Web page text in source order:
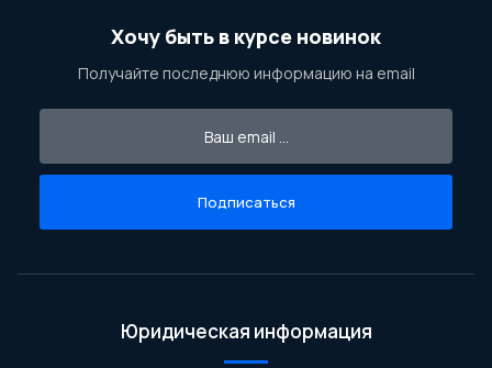
Хочу быть в курсе новинок
Получайте последнюю информацию на email
Подписаться
Юридическая информация